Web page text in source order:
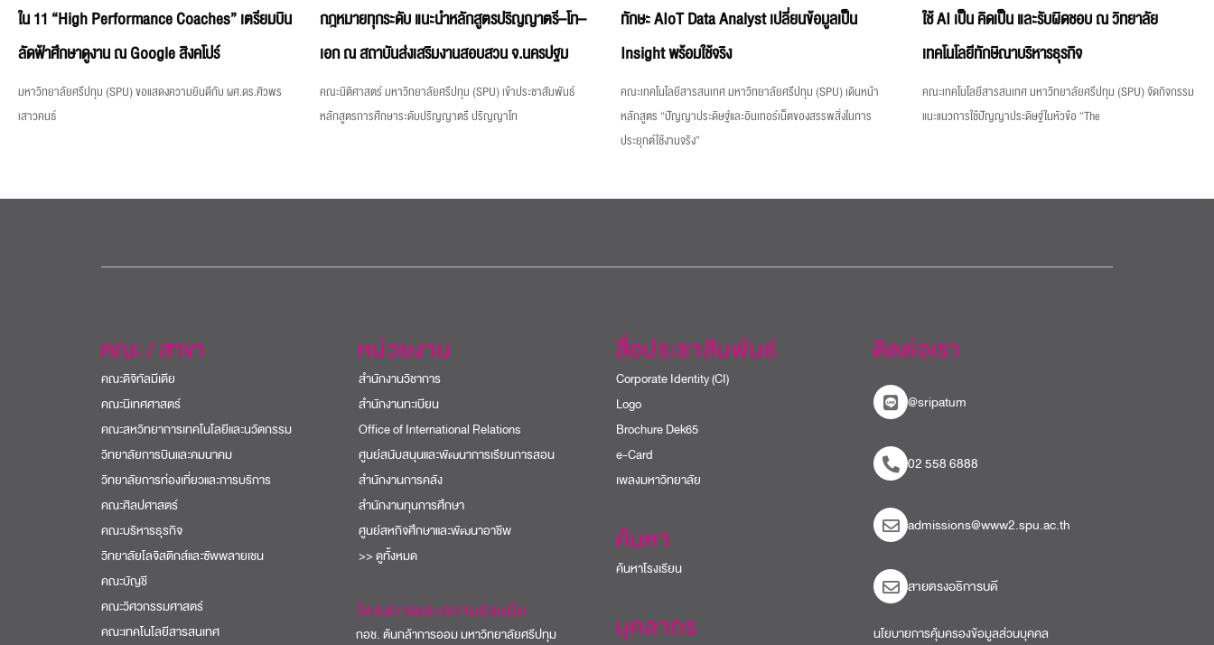
ใน 11 “High Performance Coaches” เตรียมบิน
ลัดฟ้าศึกษาดูงาน ณ Google สิงคโปร์
มหาวิทยาลัยศรีปทุม (SPU) ขอแสดงความยินดีกับ ผศ.ดร.ศิวพร
เสาวคนธ์
กฎหมายทุกระดับ แนะนำหลักสูตรปริญญาตรี–โท–
เอก ณ สถาบันส่งเสริมงานสอบสวน จ.นครปฐม
คณะนิติศาสตร์ มหาวิทยาลัยศรีปทุม (SPU) เข้าประชาสัมพันธ์
หลักสูตรการศึกษาระดับปริญญาตรี ปริญญาโท
ทักษะ AIoT Data Analyst เปลี่ยนข้อมูลเป็น
Insight พร้อมใช้จริง
คณะเทคโนโลยีสารสนเทศ มหาวิทยาลัยศรีปทุม (SPU) เดินหน้า
หลักสูตร “ปัญญาประดิษฐ์และอินเทอร์เน็ตของสรรพสิ่งในการ
ประยุกต์ใช้งานจริง”
ใช้ AI เป็น คิดเป็น และรับผิดชอบ ณ วิทยาลัย
เทคโนโลยีทักษิณาบริหารธุรกิจ
คณะเทคโนโลยีสารสนเทศ มหาวิทยาลัยศรีปทุม (SPU) จัดกิจกรรม
แนะแนวการใช้ปัญญาประดิษฐ์ในหัวข้อ “The
คณะ / สาขา
คณะดิจิทัลมีเดีย
คณะนิเทศศาสตร์
คณะสหวิทยาการเทคโนโลยีและนวัตกรรม
วิทยาลัยการบินและคมนาคม
วิทยาลัยการท่องเที่ยวและการบริการ
คณะศิลปศาสตร์
คณะบริหารธุรกิจ
วิทยาลัยโลจิสติกส์และซัพพลายเชน
คณะบัญชี
คณะวิศวกรรมศาสตร์
คณะเทคโนโลยีสารสนเทศ
หน่วยงาน
สำนักงานวิชาการ
สำนักงานทะเบียน
Office of International Relations
ศูนย์สนับสนุนและพัฒนาการเรียนการสอน
สำนักงานการคลัง
สำนักงานทุนการศึกษา
ศูนย์สหกิจศึกษาและพัฒนาอาชีพ
>> ดูทั้งหมด
โครงการและความร่วมมือ
กอช. ต้นกล้าการออม มหาวิทยาลัยศรีปทุม
สื่อประชาสัมพันธ์
Corporate Identity (CI)
Logo
Brochure Dek65
e-Card
เพลงมหาวิทยาลัย
ค้นหา
ค้นหาโรงเรียน
บุคลากร
ติดต่อเรา
@sripatum
02 558 6888
admissions@www2.spu.ac.th
สายตรงอธิการบดี​
นโยบายการคุ้มครองข้อมูลส่วนบุคคล